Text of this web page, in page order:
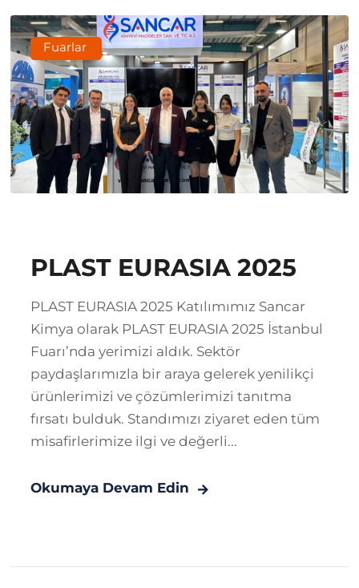
Fuarlar
PLAST EURASIA 2025
PLAST EURASIA 2025 Katılımımız Sancar
Kimya olarak PLAST EURASIA 2025 İstanbul
Fuarı’nda yerimizi aldık. Sektör
paydaşlarımızla bir araya gelerek yenilikçi
ürünlerimizi ve çözümlerimizi tanıtma
fırsatı bulduk. Standımızı ziyaret eden tüm
misafirlerimize ilgi ve değerli...
Okumaya Devam Edin